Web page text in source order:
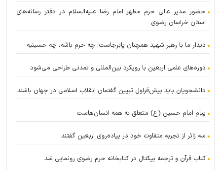
حضور مدیر عالی حرم مطهر امام رضا علیه‌السلام در دفتر رسانه‌های
استان خراسان رضوی
دیدار ما با رهبر شهید همچنان پابرجاست؛ چه حرم باشه، چه حسینیه
دوره‌های علمی اربعین با رویکرد بین‌المللی و تمدنی طراحی می‌شود
دانشجویان باید پیش‌قراول تبیین گفتمان انقلاب اسلامی در جهان باشند
پیام امام حسین (ع) متعلق به همه انسان‌هاست
سه زائر از تجربه متفاوت خود در پیاده‌روی اربعین گفتند
کتاب قرآن و ترجمه پیکتال در کتابخانه حرم رضوی رونمایی شد